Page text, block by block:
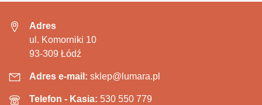
Adres
ul. Komorniki 10
93-309 Łódź
Adres e-mail: sklep@lumara.pl
Telefon - Kasia: 530 550 779